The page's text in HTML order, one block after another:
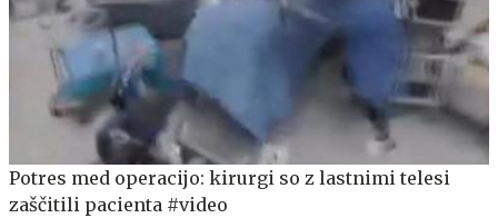
Potres med operacijo: kirurgi so z lastnimi telesi
zaščitili pacienta #video